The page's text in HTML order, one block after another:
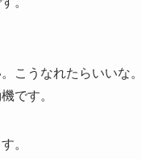
こうなれたらいいな。
です。
。